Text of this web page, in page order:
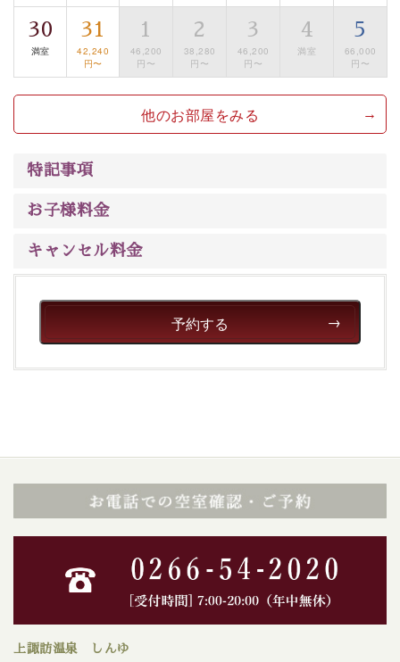
30
満室
31
42,240
円〜
1
46,200
円〜
2
38,280
円〜
3
46,200
円〜
4
満室
5
66,000
円〜
他のお部屋をみる
特記事項
お子様料金
キャンセル料金
予約する
上諏訪温泉 しんゆ